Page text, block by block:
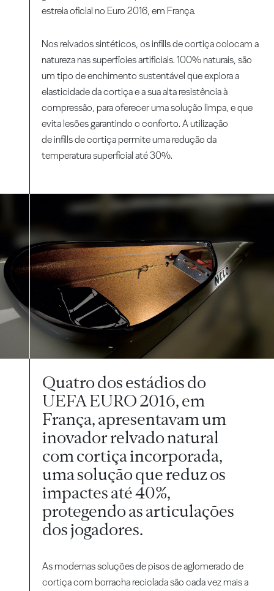
estreia oficial no Euro 2016, em França.
Nos relvados sintéticos, os infills de cortiça colocam a
natureza nas superfícies artificiais. 100% naturais, são
um tipo de enchimento sustentável que explora a
elasticidade da cortiça e a sua alta resistência à
compressão, para oferecer uma solução limpa, e que
evita lesões garantindo o conforto. A utilização
de infills de cortiça permite uma redução da
temperatura superficial até 30%.
Quatro dos estádios do
UEFA EURO 2016, em
França, apresentavam um
inovador relvado natural
com cortiça incorporada,
uma solução que reduz os
impactes até 40%,
protegendo as articulações
dos jogadores.
As modernas soluções de pisos de aglomerado de
cortiça com borracha reciclada são cada vez mais a